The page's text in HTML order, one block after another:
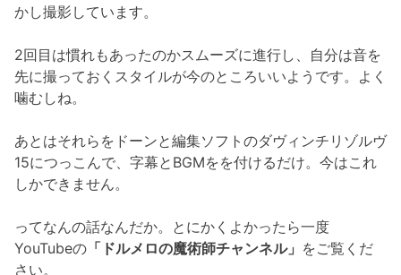
かし撮影しています。
2回目は慣れもあったのかスムーズに進行し、自分は音を
先に撮っておくスタイルが今のところいいようです。よく
噛むしね。
あとはそれらをドーンと編集ソフトのダヴィンチリゾルヴ
15につっこんで、字幕とBGMをを付けるだけ。今はこれ
しかできません。
ってなんの話なんだか。とにかくよかったら一度
YouTubeの 「ドルメロの魔術師チャンネル」 をご覧くだ
さい。